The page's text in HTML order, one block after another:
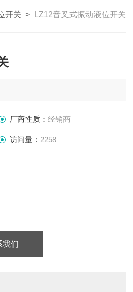
开关 > LZ12音叉式振动液位开关
厂商性质： 经销商
访问量： 2258
我们